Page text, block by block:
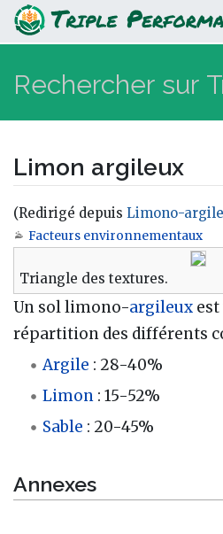
Limon argileux
Limon argileux
(Redirigé depuis Limono-
Aller à :navigation,
Facteurs environnementaux
Triangle des textures.
Un sol limono-argileux
répartition des différents
Argile : 28-40%
Limon : 15-52%
Sable : 20-45%
Annexes